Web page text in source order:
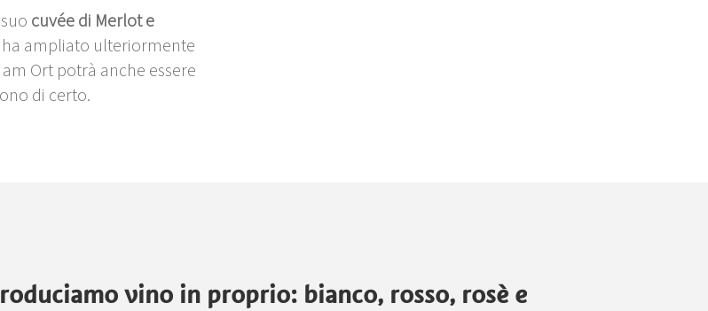
cuvée di Merlot e
ampliato ulteriormente
Ort potrà anche essere
di certo.
vino in proprio: bianco, rosso, rosè e